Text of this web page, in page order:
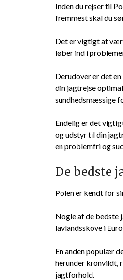
Inden du rejser til
fremmest skal du
Det er vigtigt at
løber ind i
Derudover er det
din jagtrejse
sundhedsmæssige
Endelig er det
og udstyr til din
en problemfri og
De bedste
Polen er kendt for
Nogle af de bedste
lavlandsskove i
En anden populær
herunder kronvildt,
jagtforhold.